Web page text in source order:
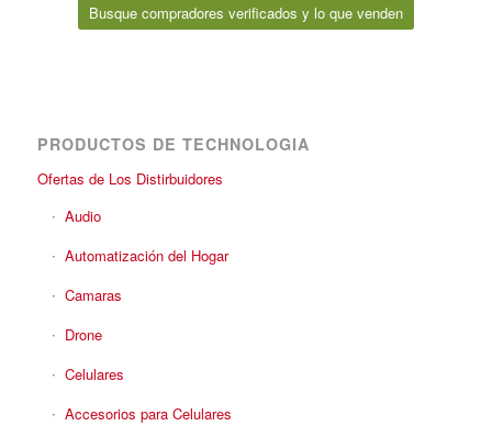
Busque compradores verificados y lo que venden
PRODUCTOS DE TECHNOLOGIA
Ofertas de Los Distirbuidores
Audio
Automatización del Hogar
Camaras
Drone
Celulares
Accesorios para Celulares